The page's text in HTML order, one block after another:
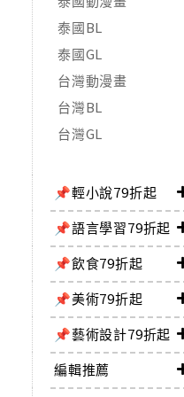
泰國BL
泰國GL
台灣動漫畫
台灣BL
台灣GL
📌輕小說79折起
📌語言學習79折起
📌飲食79折起
📌美術79折起
📌藝術設計79折起
編輯推薦